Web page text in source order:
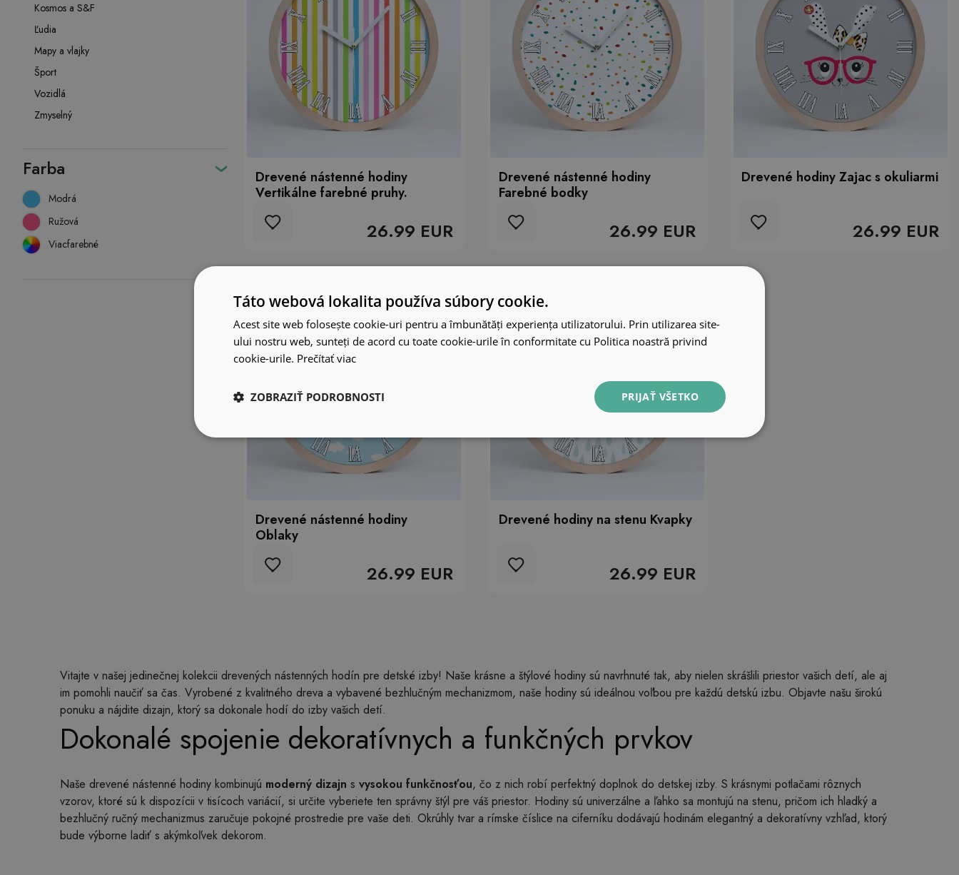
Kosmos a S&F
Ľudia
Mapy a vlajky
Šport
Vozidlá
Zmyselný
Farba
Modrá
Ružová
Viacfarebné
Drevené nástenné hodiny
Vertikálne farebné pruhy.
26.99 EUR
Drevené nástenné hodiny
Farebné bodky
26.99 EUR
Drevené hodiny Zajac s okuliarmi
26.99 EUR
Drevené nástenné hodiny
Oblaky
26.99 EUR
Drevené hodiny na stenu Kvapky
26.99 EUR
Vitajte v našej jedinečnej kolekcii drevených nástenných hodín pre detské izby! Naše krásne a štýlové hodiny sú navrhnuté tak, aby nielen skrášlili priestor vašich detí, ale aj
im pomohli naučiť sa čas. Vyrobené z kvalitného dreva a vybavené bezhlučným mechanizmom, naše hodiny sú ideálnou voľbou pre každú detskú izbu. Objavte našu širokú
ponuku a nájdite dizajn, ktorý sa dokonale hodí do izby vašich detí.
Dokonalé spojenie dekoratívnych a funkčných prvkov
Naše drevené nástenné hodiny kombinujú moderný dizajn s vysokou funkčnosťou, čo z nich robí perfektný doplnok do detskej izby. S krásnymi potlačami rôznych
vzorov, ktoré sú k dispozícii v tisícoch variácií, si určite vyberiete ten správny štýl pre váš priestor. Hodiny sú univerzálne a ľahko sa montujú na stenu, pričom ich hladký a
bezhlučný ručný mechanizmus zaručuje pokojné prostredie pre vaše deti. Okrúhly tvar a rímske číslice na ciferníku dodávajú hodinám elegantný a dekoratívny vzhľad, ktorý
bude výborne ladiť s akýmkoľvek dekorom.
Táto webová lokalita používa súbory cookie.
Acest site web folosește cookie-uri pentru a îmbunătăți experiența utilizatorului. Prin utilizarea site-
ului nostru web, sunteți de acord cu toate cookie-urile în conformitate cu Politica noastră privind
cookie-urile. Prečítať viac
PRIJAŤ VŠETKO
ZOBRAZIŤ PODROBNOSTI